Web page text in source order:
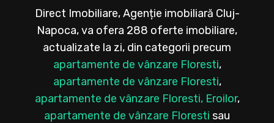
Direct Imobiliare, Agenție imobiliară Cluj-
Napoca, va ofera 288 oferte imobiliare,
actualizate la zi, din categorii precum
apartamente de vânzare Floresti,
apartamente de vânzare Floresti,
apartamente de vânzare Floresti, Eroilor,
apartamente de vânzare Floresti sau